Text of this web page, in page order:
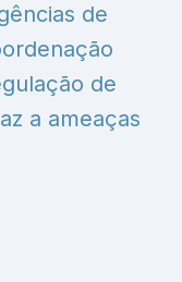
de
de
a ameaças